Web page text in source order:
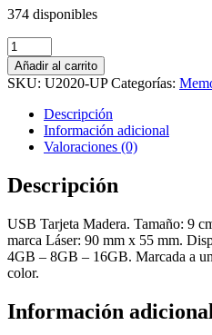
374 disponibles
U2020-
UP
Usb
Tarjeta
Madera
cantidad
Añadir al carrito
SKU: U2020-UP Categorías:
Descripción
Información adicional
Valoraciones (0)
Descripción
USB Tarjeta Madera. Tamaño: 9
marca Láser: 90 mm x 55 mm.
4GB – 8GB – 16GB. Marcada a
color.
Información adicional